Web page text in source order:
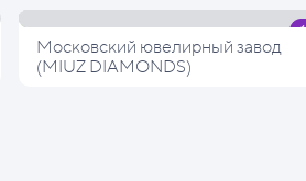
Московский ювелирный завод
(MIUZ DIAMONDS)